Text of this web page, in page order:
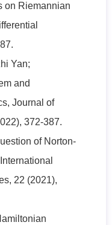
on Riemannian
Yan;
and
Journal of
372-387.
of Norton-
22 (2021),